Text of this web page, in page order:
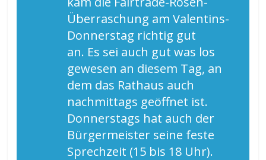
Überraschung am Valentins-
Donnerstag richtig gut
an. Es sei auch gut was los
gewesen an diesem Tag, an
dem das Rathaus auch
nachmittags geöffnet ist.
Donnerstags hat auch der
Bürgermeister seine feste
Sprechzeit (15 bis 18 Uhr).